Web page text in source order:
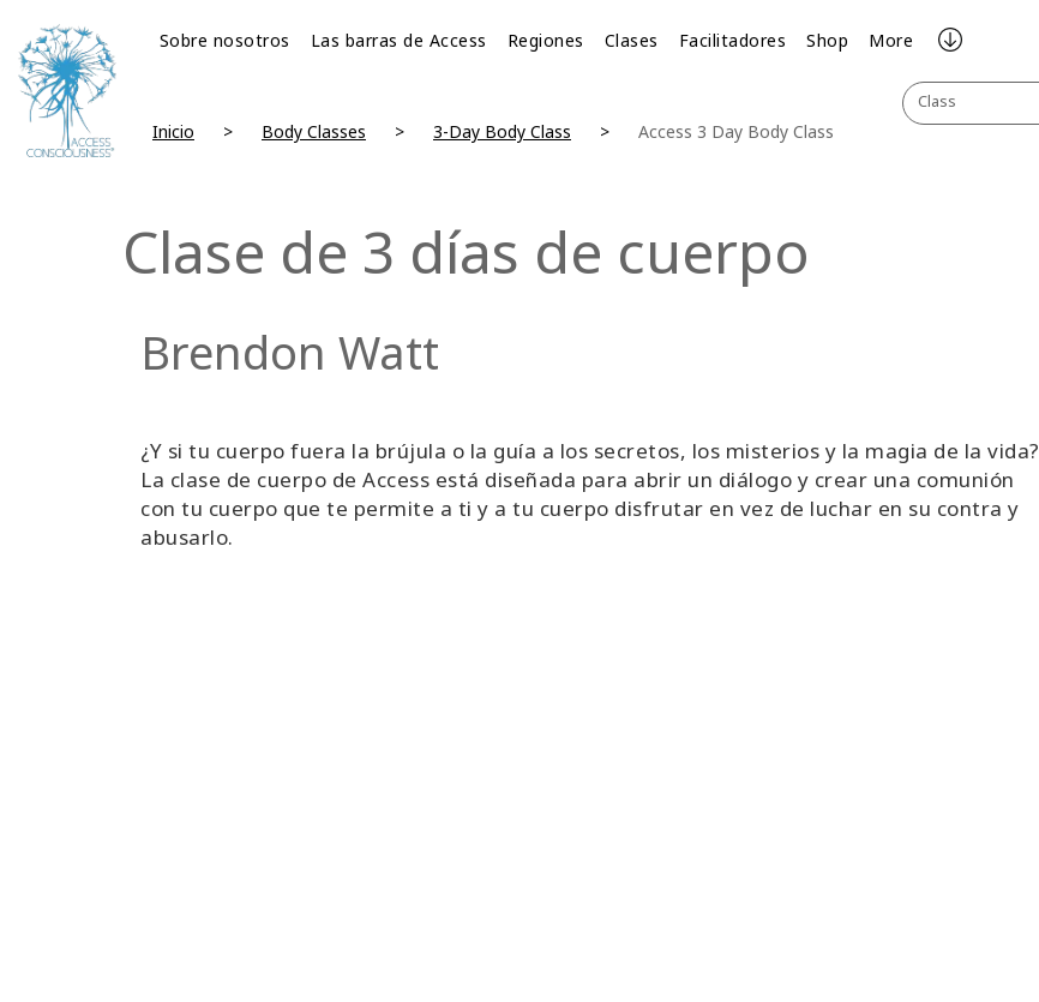
Sobre nosotros Las barras de Access Regiones Clases Facilitadores Shop More
Class
Inicio Body Classes 3-Day Body Class Access 3 Day Body Class
Clase de 3 días de cuerpo
Brendon Watt
¿Y si tu cuerpo fuera la brújula o la guía a los secretos, los misterios y la magia de la vida?
La clase de cuerpo de Access está diseñada para abrir un diálogo y crear una comunión
con tu cuerpo que te permite a ti y a tu cuerpo disfrutar en vez de luchar en su contra y
abusarlo.